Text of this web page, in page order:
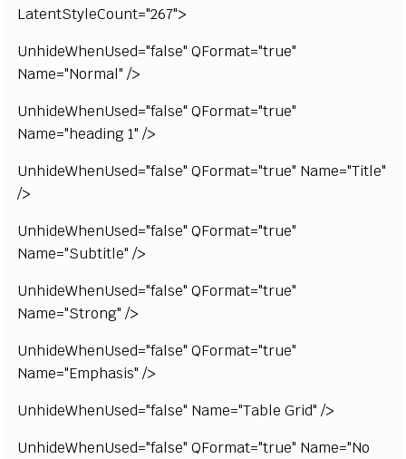
LatentStyleCount="267">
UnhideWhenUsed="false" QFormat="true"
Name="Normal" />
UnhideWhenUsed="false" QFormat="true"
Name="heading 1" />
UnhideWhenUsed="false" QFormat="true" Name="Title"
/>
UnhideWhenUsed="false" QFormat="true"
Name="Subtitle" />
UnhideWhenUsed="false" QFormat="true"
Name="Strong" />
UnhideWhenUsed="false" QFormat="true"
Name="Emphasis" />
UnhideWhenUsed="false" Name="Table Grid" />
UnhideWhenUsed="false" QFormat="true" Name="No